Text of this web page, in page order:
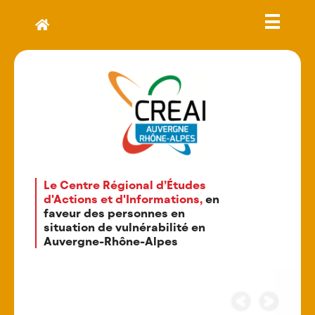
Le Centre Régional d’Études
d'Actions et d'Informations, en
faveur des personnes en
situation de vulnérabilité en
Auvergne-Rhône-Alpes